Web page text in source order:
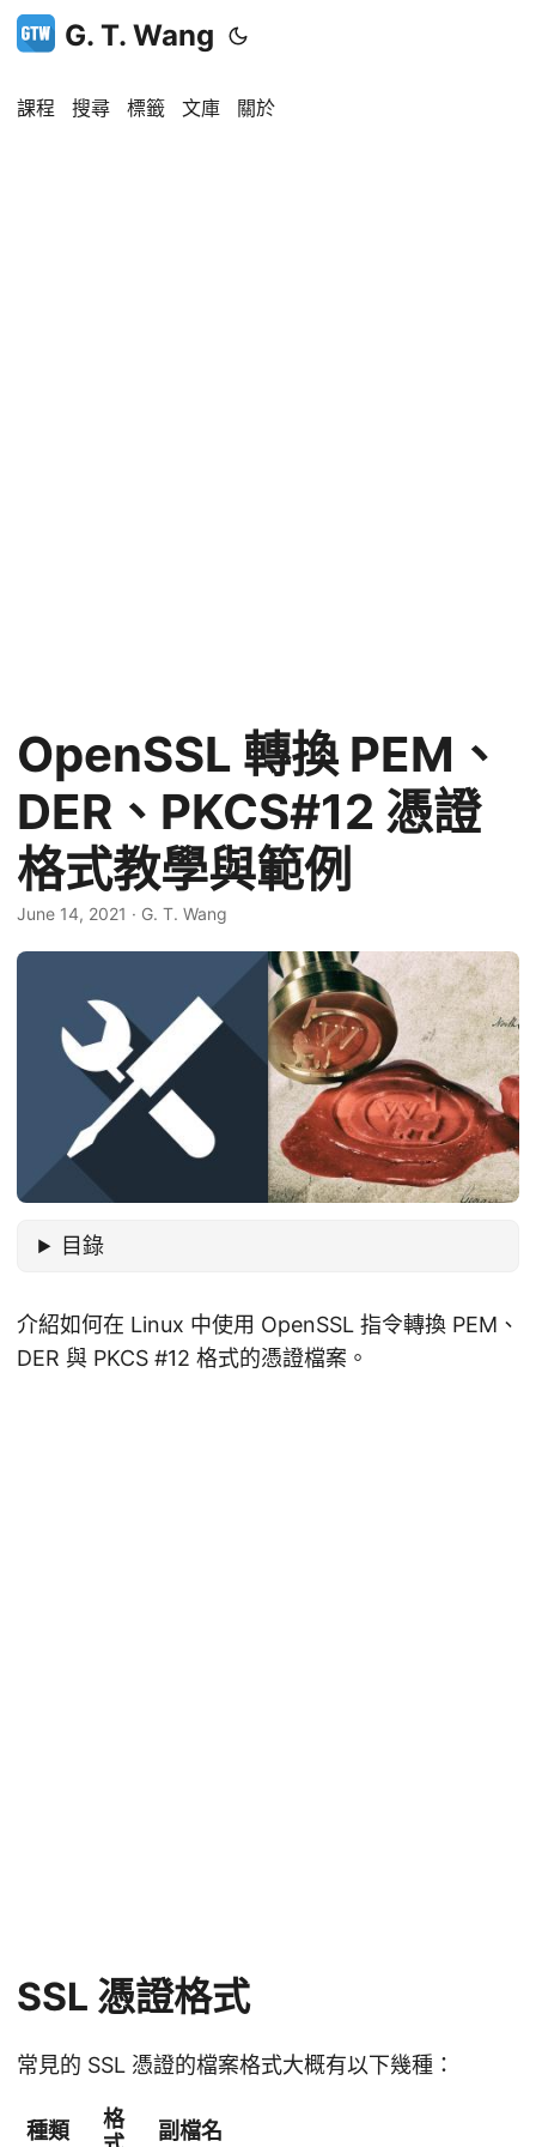
G. T. Wang
課程 搜尋 標籤 文庫 關於
OpenSSL 轉換 PEM、
DER、PKCS#12 憑證
格式教學與範例
June 14, 2021 · G. T. Wang
目錄
介紹如何在 Linux 中使用 OpenSSL 指令轉換 PEM、
DER 與 PKCS #12 格式的憑證檔案。
SSL 憑證格式
常見的 SSL 憑證的檔案格式大概有以下幾種：
種類
格
副檔名